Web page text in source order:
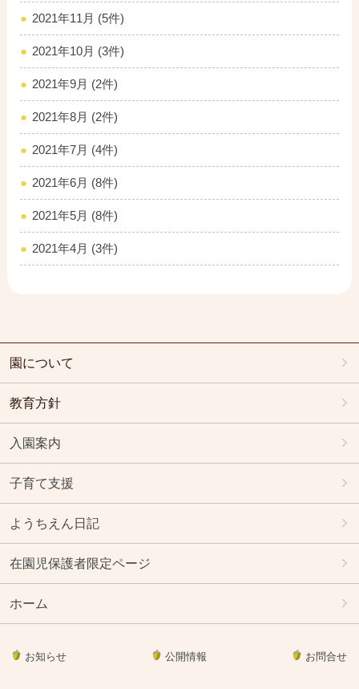
2021年11月 (5件)
2021年10月 (3件)
2021年9月 (2件)
2021年8月 (2件)
2021年7月 (4件)
2021年6月 (8件)
2021年5月 (8件)
2021年4月 (3件)
園について
教育方針
入園案内
子育て支援
ようちえん日記
在園児保護者限定ページ
ホーム
お知らせ 公開情報 お問合せ